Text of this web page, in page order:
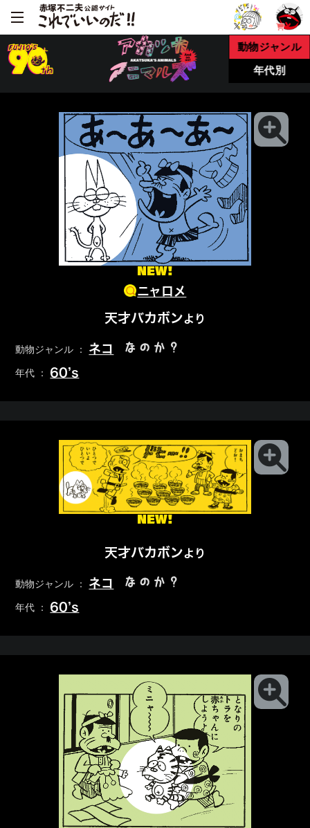
動物ジャンル
年代別
NEW!
ニャロメ
天才バカボンより
動物ジャンル ： ネコ なのか？
年代 ： 60’s
NEW!
天才バカボンより
動物ジャンル ： ネコ なのか？
年代 ： 60’s